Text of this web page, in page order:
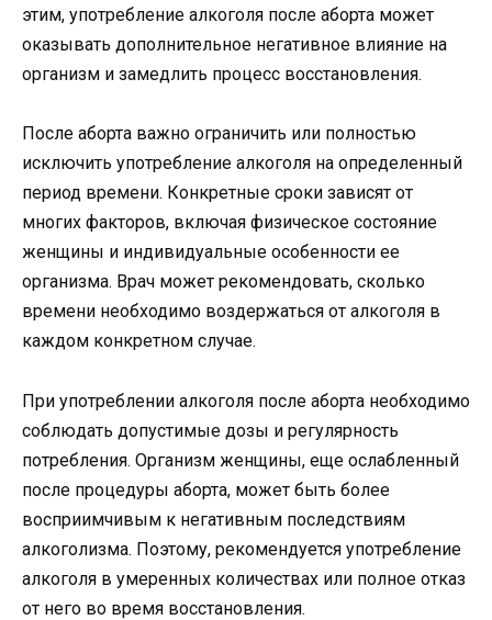
этим, употребление алкоголя после аборта может
оказывать дополнительное негативное влияние на
организм и замедлить процесс восстановления.
После аборта важно ограничить или полностью
исключить употребление алкоголя на определенный
период времени. Конкретные сроки зависят от
многих факторов, включая физическое состояние
женщины и индивидуальные особенности ее
организма. Врач может рекомендовать, сколько
времени необходимо воздержаться от алкоголя в
каждом конкретном случае.
При употреблении алкоголя после аборта необходимо
соблюдать допустимые дозы и регулярность
потребления. Организм женщины, еще ослабленный
после процедуры аборта, может быть более
восприимчивым к негативным последствиям
алкоголизма. Поэтому, рекомендуется употребление
алкоголя в умеренных количествах или полное отказ
от него во время восстановления.